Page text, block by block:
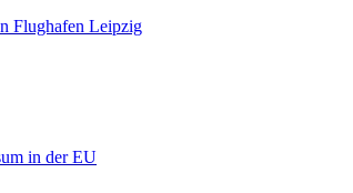
Flughafen Leipzig
in der EU